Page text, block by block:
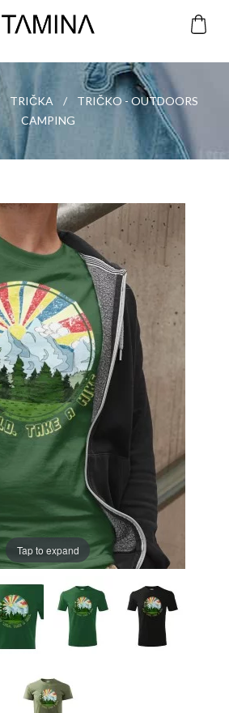
TRIČKA
TRIČKO - OUTDOORS
CAMPING
Tap to expand